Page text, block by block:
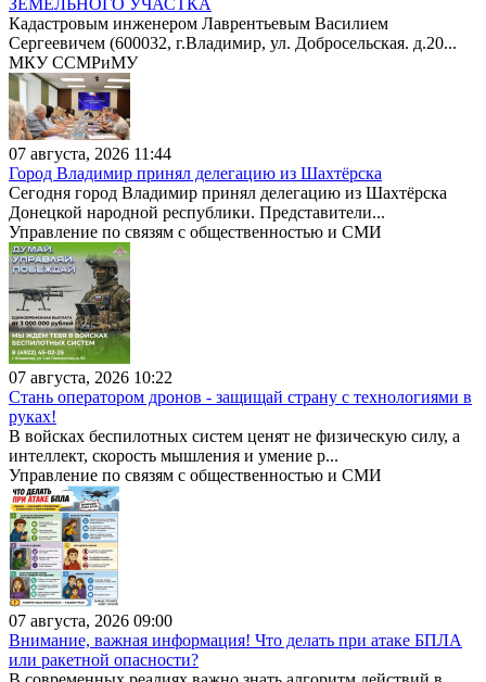
Кадастровым инженером Лаврентьевым Василием
Сергеевичем (600032, г.Владимир, ул. Добросельская. д.20...
МКУ ССМРиМУ
07 августа, 2026 11:44
Город Владимир принял делегацию из Шахтёрска
Сегодня город Владимир принял делегацию из Шахтёрска
Донецкой народной республики. Представители...
Управление по связям с общественностью и СМИ
07 августа, 2026 10:22
Стань оператором дронов - защищай страну с технологиями в
руках!
В войсках беспилотных систем ценят не физическую силу, а
интеллект, скорость мышления и умение р...
Управление по связям с общественностью и СМИ
07 августа, 2026 09:00
Внимание, важная информация! Что делать при атаке БПЛА
или ракетной опасности?